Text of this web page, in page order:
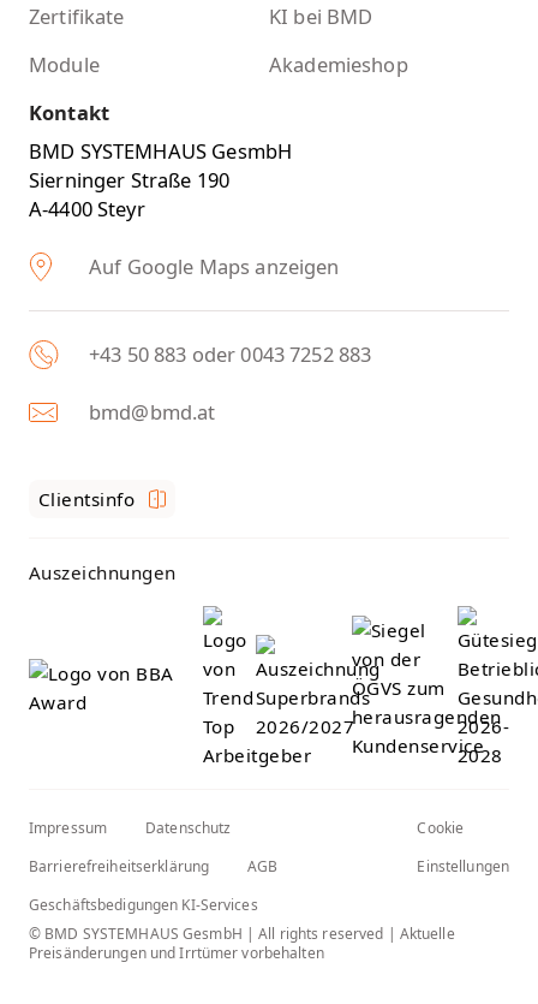
Zertifikate
KI bei BMD
Module
Akademieshop
Kontakt
BMD SYSTEMHAUS GesmbH
Sierninger Straße 190
A-4400 Steyr
Auf Google Maps anzeigen
+43 50 883 oder 0043 7252 883
bmd@bmd.at
Clientsinfo
Auszeichnungen
Impressum
Datenschutz
Barrierefreiheitserklärung
AGB
Geschäftsbedigungen KI-Services
Cookie
Einstellungen
© BMD SYSTEMHAUS GesmbH | All rights reserved | Aktuelle
Preisänderungen und Irrtümer vorbehalten